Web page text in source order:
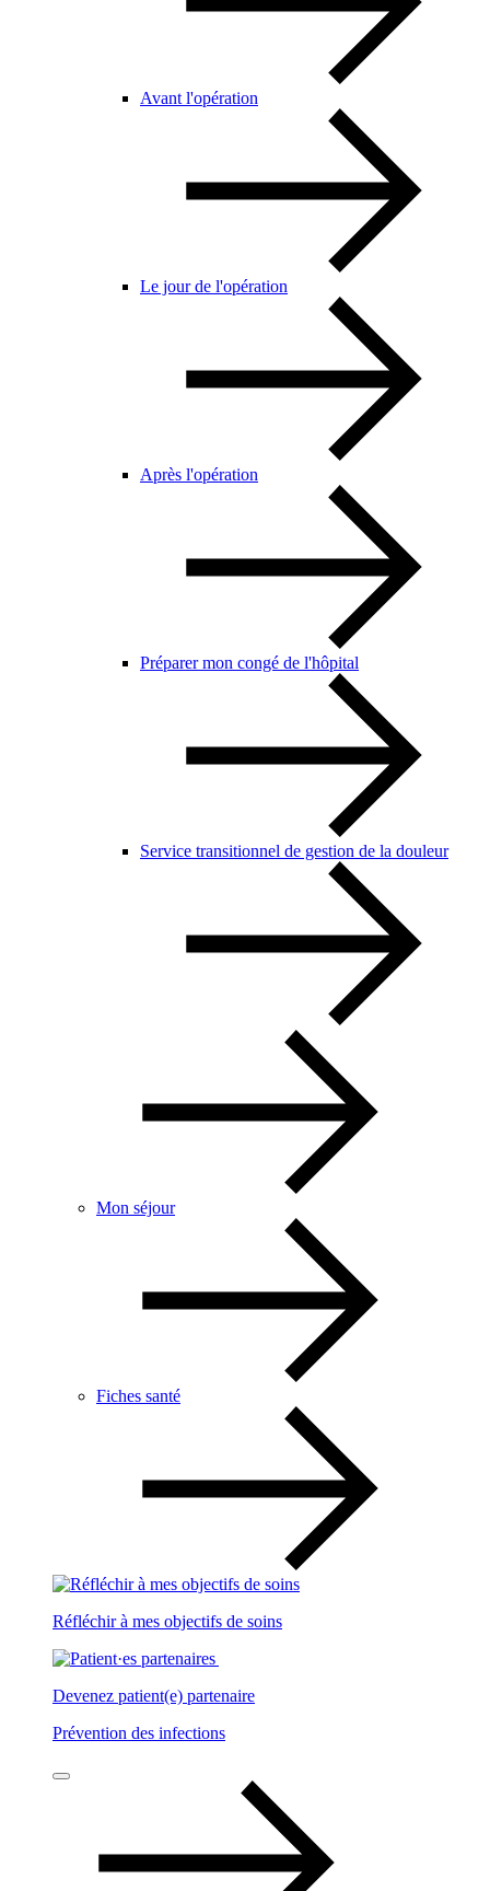
Avant l'opération
Le jour de l'opération
Après l'opération
Préparer mon congé de l'hôpital
Service transitionnel de gestion de la douleur
Mon séjour
Fiches santé
Réfléchir à mes objectifs de soins
Devenez patient(e) partenaire
Prévention des infections